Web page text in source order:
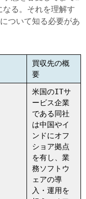
る。それを理解す
ついて知る必要があ
買収先の概
要
米国のITサ
ービス企業
である同社
は中国やイ
ンドにオフ
ショア拠点
を有し、業
務ソフトウ
ェアの導
入・運用を